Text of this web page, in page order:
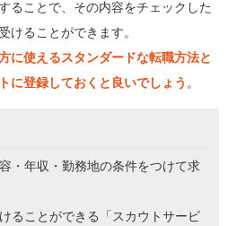
ることで、その内容をチェックした
けることができます。
に使えるスタンダードな転職方法と
に登録しておくと良いでしょう 。
・年収・勤務地の条件をつけて求
ることができる「スカウトサービ